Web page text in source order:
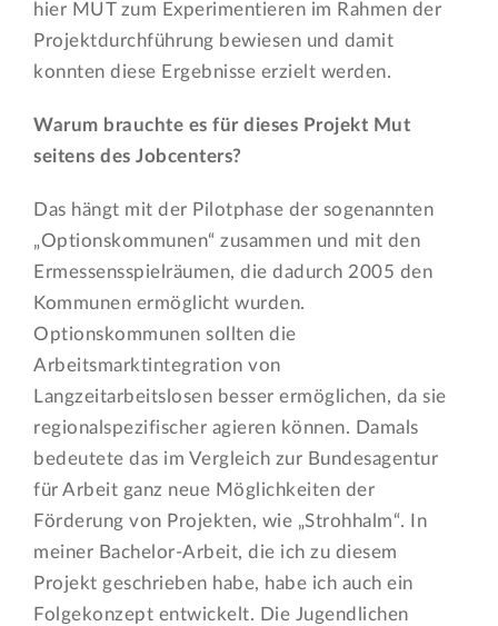
hier MUT zum Experimentieren im Rahmen der
Projektdurchführung bewiesen und damit
konnten diese Ergebnisse erzielt werden.
Warum brauchte es für dieses Projekt Mut
seitens des Jobcenters?
Das hängt mit der Pilotphase der sogenannten
„Optionskommunen“ zusammen und mit den
Ermessensspielräumen, die dadurch 2005 den
Kommunen ermöglicht wurden.
Optionskommunen sollten die
Arbeitsmarktintegration von
Langzeitarbeitslosen besser ermöglichen, da sie
regionalspezifischer agieren können. Damals
bedeutete das im Vergleich zur Bundesagentur
für Arbeit ganz neue Möglichkeiten der
Förderung von Projekten, wie „Strohhalm“. In
meiner Bachelor-Arbeit, die ich zu diesem
Projekt geschrieben habe, habe ich auch ein
Folgekonzept entwickelt. Die Jugendlichen